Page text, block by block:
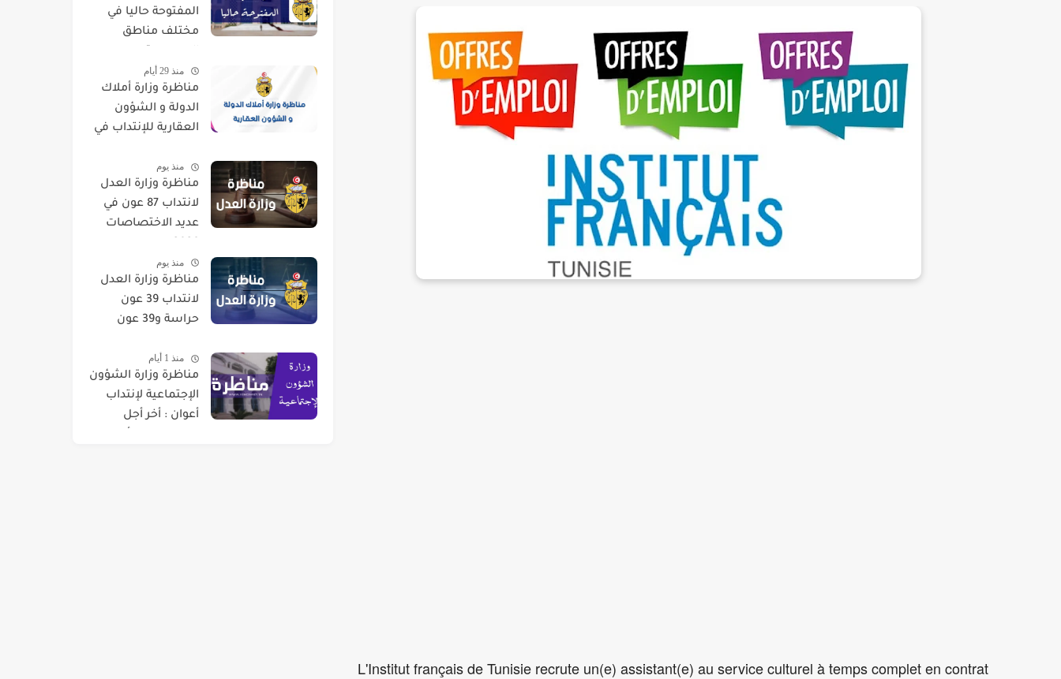
L'Institut français de Tunisie recrute un(e) assistant(e) au service culturel à temps complet en contrat
المفتوحة حاليا في
مختلف مناطق
منذ 29 أيام
مناظرة وزارة أملاك
الدولة و الشؤون
العقارية للإنتداب في
منذ يوم
مناظرة وزارة العدل
لانتداب 87 عون في
عديد الاختصاصات
منذ يوم
مناظرة وزارة العدل
لانتداب 39 عون
حراسة و39 عون
منذ 1 أيام
مناظرة وزارة الشؤون
الإجتماعية لإنتداب
أعوان : أخر أجل